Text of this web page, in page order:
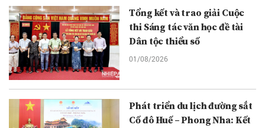
Tổng kết và trao giải Cuộc
thi Sáng tác văn học đề tài
Dân tộc thiểu số
01/08/2026
Phát triển du lịch đường sắt
Cố đô Huế – Phong Nha: Kết